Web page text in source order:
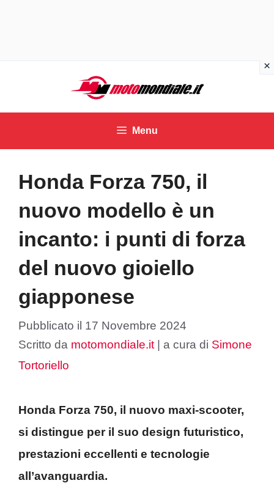
contenuto
Menu
Honda Forza 750, il
nuovo modello è un
incanto: i punti di forza
del nuovo gioiello
giapponese
Pubblicato il 17 Novembre 2024
Scritto da motomondiale.it | a cura di Simone
Tortoriello
Honda Forza 750, il nuovo maxi-scooter,
si distingue per il suo design futuristico,
prestazioni eccellenti e tecnologie
all’avanguardia.